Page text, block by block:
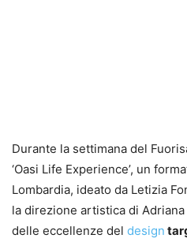
Durante la settimana del
‘Oasi Life Experience’, un
Lombardia, ideato da Letizia
la direzione artistica di
delle eccellenze del design